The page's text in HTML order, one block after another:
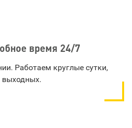
время 24/7
Работаем круглые сутки,
выходных.